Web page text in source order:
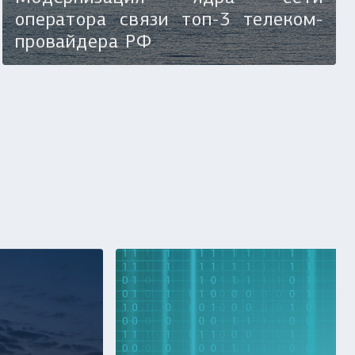
оператора связи топ-3 телеком-
провайдера РФ